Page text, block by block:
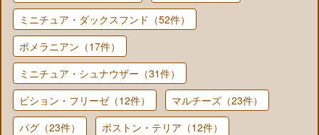
ミニチュア・ダックスフンド（52件）
ポメラニアン（17件）
ミニチュア・シュナウザー（31件）
ビション・フリーゼ（12件）
マルチーズ（23件）
パグ（23件）
ボストン・テリア（12件）